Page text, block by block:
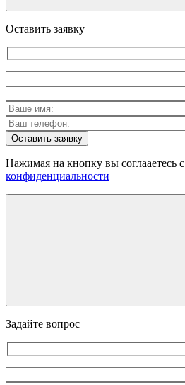
Оставить заявку
Оставить заявку
Нажимая на кнопку вы соглааетесь с
конфиденциальности
Задайте вопрос